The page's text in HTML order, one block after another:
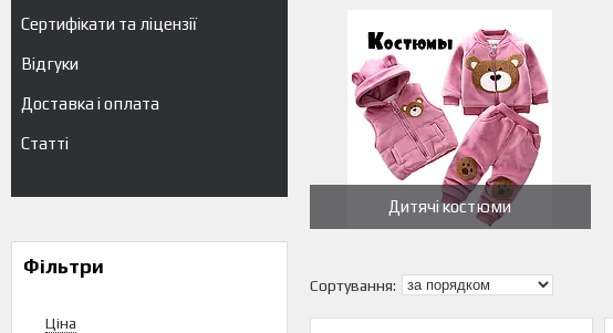
Сертифікати та ліцензії
Відгуки
Доставка і оплата
Статті
Фільтри
Ціна
Дитячі костюми